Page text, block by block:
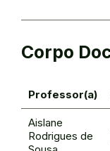
Corpo
Professor(a)
Aislane
Rodrigues de